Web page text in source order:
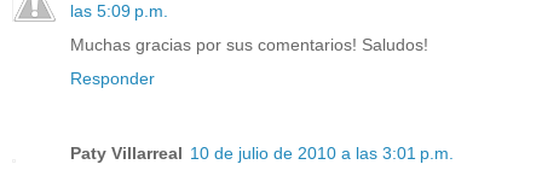
las 5:09 p.m.
Muchas gracias por sus comentarios! Saludos!
Responder
Paty Villarreal 10 de julio de 2010 a las 3:01 p.m.